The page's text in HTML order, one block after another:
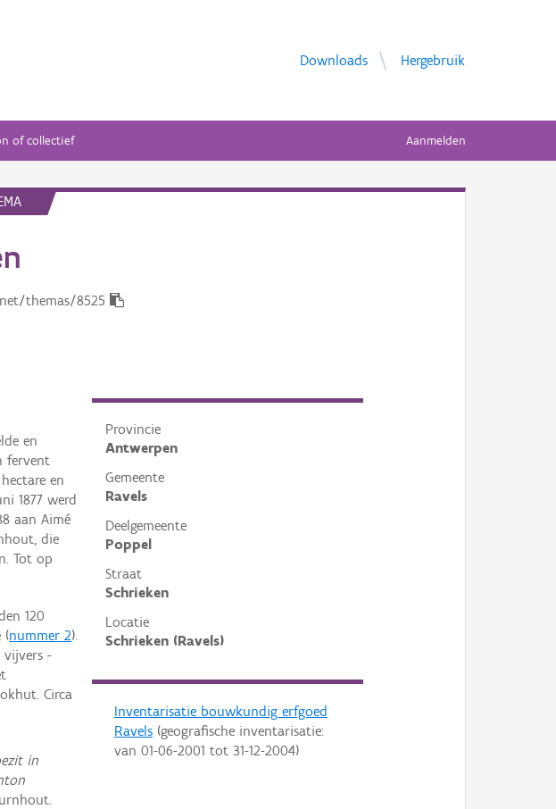
Downloads Hergebruik
of collectief Aanmelden
themas/8525
Provincie
Antwerpen
Gemeente
Ravels
Deelgemeente
Poppel
Straat
Schrieken
Locatie
Schrieken (Ravels)
Inventarisatie bouwkundig erfgoed
Ravels(geografische inventarisatie:
van 01-06-2001 tot 31-12-2004)
en
fervent
en
1877 werd
aan Aimé
die
Tot op
120
(nummer 2).
vijvers -
Circa
in